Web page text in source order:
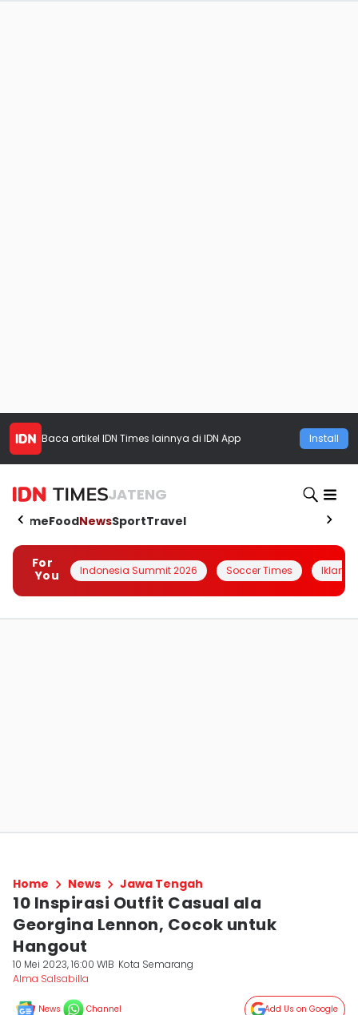
Baca artikel IDN Times lainnya di IDN App Install
JATENG
HomeFoodNewsSportTravel
For
You
Indonesia Summit 2026 Soccer Times Iklanin
Home News Jawa Tengah
10 Inspirasi Outfit Casual ala
Georgina Lennon, Cocok untuk
Hangout
10 Mei 2023, 16:00 WIB Kota Semarang
Alma Salsabilla
News Channel Add Us on Google